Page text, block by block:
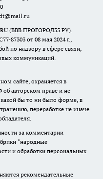
(ВВВ.ПРОГОРОД35.РУ).
87303 от 08 мая 2024 г.,
по надзору в сфере связи,
коммуникаций.
сайте, охраняется в
об авторском праве и не
бы то ни было форме, в
переработке не иначе
за комментарии
"народные
и обработки персональных
рекомендательные